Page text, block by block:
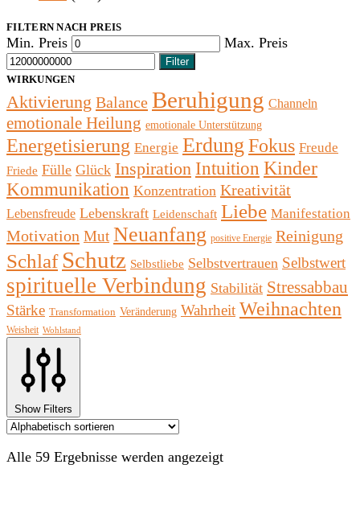
FILTERN NACH PREIS
Min. Preis Max. Preis
Filter
WIRKUNGEN
Aktivierung Balance Beruhigung Channeln
emotionale Heilung emotionale Unterstützung
Energetisierung Energie Erdung Fokus Freude
Friede Fülle Glück Inspiration Intuition Kinder
Kommunikation Konzentration Kreativität
Lebensfreude Lebenskraft Leidenschaft Liebe Manifestation
Motivation Mut Neuanfang positive Energie Reinigung
Schlaf Schutz Selbstliebe Selbstvertrauen Selbstwert
spirituelle Verbindung Stabilität Stressabbau
Stärke Transformation Veränderung Wahrheit Weihnachten
Weisheit Wohlstand
Show Filters
Alle 59 Ergebnisse werden angezeigt